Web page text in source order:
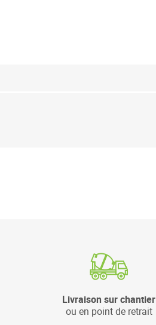
Livraison sur chantier
ou en point de retrait